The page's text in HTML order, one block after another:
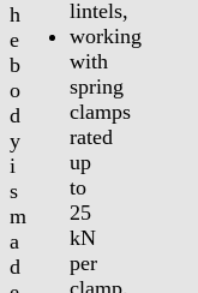
h
e
b
o
d
y
i
s
m
a
d
lintels,
working
with
spring
clamps
rated
up
to
25
kN
per
clamp.